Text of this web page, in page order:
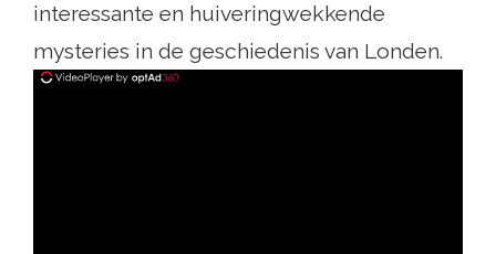
interessante en huiveringwekkende
mysteries in de geschiedenis van Londen.